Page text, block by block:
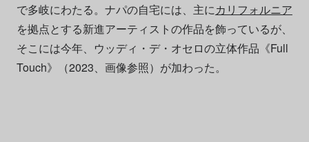
で多岐にわたる。ナパの自宅には、主にカリフォルニア
を拠点とする新進アーティストの作品を飾っているが、
そこには今年、ウッディ・デ・オセロの立体作品《Full
Touch》（2023、画像参照）が加わった。